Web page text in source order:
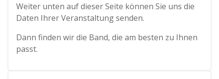
Weiter unten auf dieser Seite können Sie uns die
Daten Ihrer Veranstaltung senden.
Dann finden wir die Band, die am besten zu Ihnen
passt.